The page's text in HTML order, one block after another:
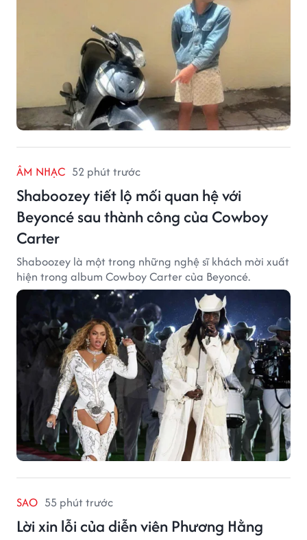
ÂM NHẠC 52 phút trước
Shaboozey tiết lộ mối quan hệ với
Beyoncé sau thành công của Cowboy
Carter
Shaboozey là một trong những nghệ sĩ khách mời xuất
hiện trong album Cowboy Carter của Beyoncé.
SAO 55 phút trước
Lời xin lỗi của diễn viên Phương Hằng